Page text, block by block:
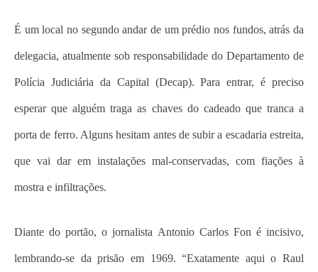
É um local no segundo andar de um prédio nos fundos, atrás da
delegacia, atualmente sob responsabilidade do Departamento de
Polícia Judiciária da Capital (Decap). Para entrar, é preciso
esperar que alguém traga as chaves do cadeado que tranca a
porta de ferro. Alguns hesitam antes de subir a escadaria estreita,
que vai dar em instalações mal-conservadas, com fiações à
mostra e infiltrações.
Diante do portão, o jornalista Antonio Carlos Fon é incisivo,
lembrando-se da prisão em 1969. “Exatamente aqui o Raul